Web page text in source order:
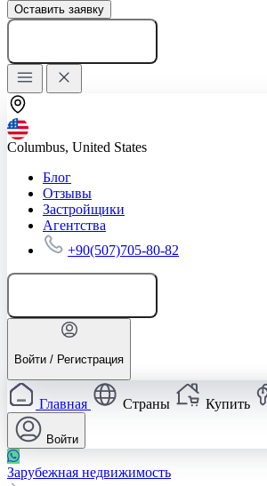
Оставить заявку
Columbus, United States
Блог
Отзывы
Застройщики
Агентства
+90(507)705-80-82
Войти / Регистрация
Главная Страны Купить
Войти
Зарубежная недвижимость